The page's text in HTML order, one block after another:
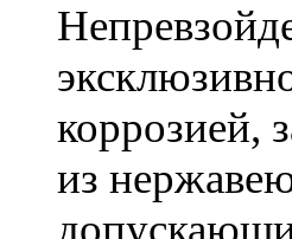
коррозией,
из